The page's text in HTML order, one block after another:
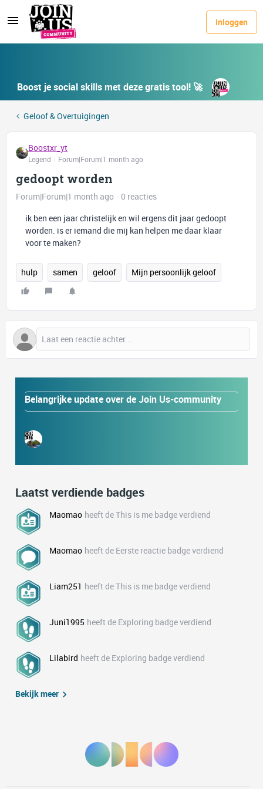
Inloggen
Boost je social skills met deze gratis tool! 🚀
Geloof & Overtuigingen
Boostxr_yt
Legend Forum|Forum|1 month ago
gedoopt worden
Forum|Forum|1 month ago
0 reacties
ik ben een jaar christelijk en wil ergens dit jaar gedoopt
worden. is er iemand die mij kan helpen me daar klaar
voor te maken?
hulp samen geloof Mijn persoonlijk geloof
Belangrijke update over de Join Us-community
Laatst verdiende badges
Maomao heeft de This is me badge verdiend
Maomao heeft de Eerste reactie badge verdiend
Liam251 heeft de This is me badge verdiend
Juni1995 heeft de Exploring badge verdiend
Lilabird heeft de Exploring badge verdiend
Bekijk meer